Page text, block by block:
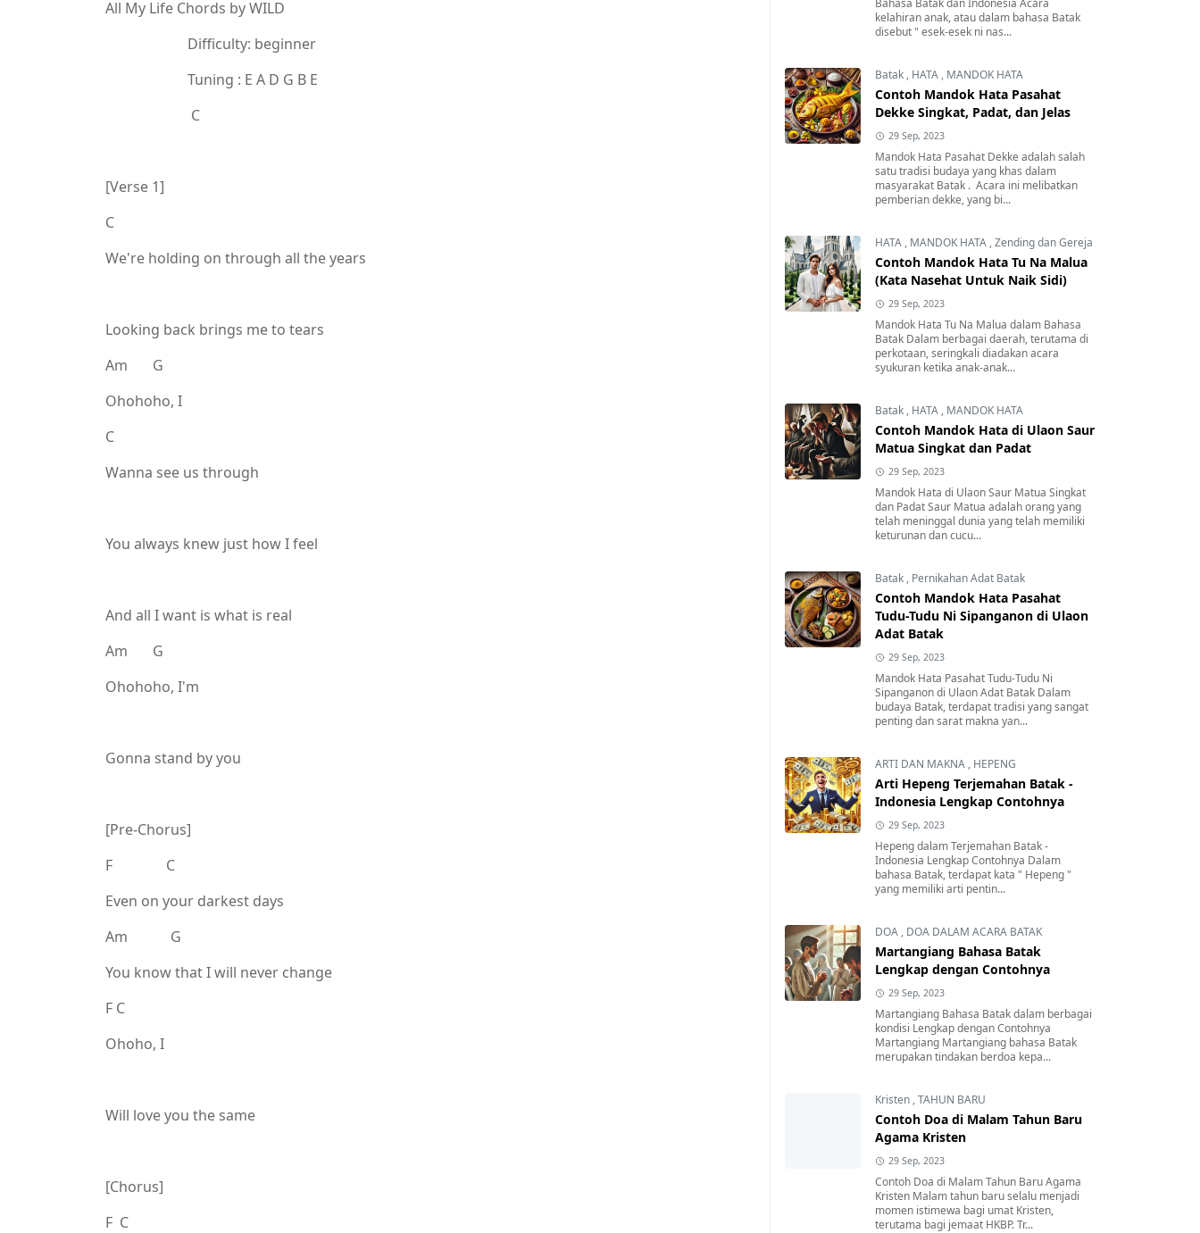
All My Life Chords by WILD
Difficulty: beginner
Tuning : E A D G B E
C
[Verse 1]
C
We're holding on through all the years
Looking back brings me to tears
Am G
Ohohoho, I
C
Wanna see us through
You always knew just how I feel
And all I want is what is real
Am G
Ohohoho, I'm
Gonna stand by you
[Pre-Chorus]
F C
Even on your darkest days
Am G
You know that I will never change
F C
Ohoho, I
Will love you the same
[Chorus]
F C
Bahasa Batak dan Indonesia Acara
kelahiran anak, atau dalam bahasa Batak
disebut " esek-esek ni nas...
Batak , HATA , MANDOK HATA
Contoh Mandok Hata Pasahat
Dekke Singkat, Padat, dan Jelas
29 Sep, 2023
Mandok Hata Pasahat Dekke adalah salah
satu tradisi budaya yang khas dalam
masyarakat Batak . Acara ini melibatkan
pemberian dekke, yang bi...
HATA , MANDOK HATA ,Zending dan Gereja
Contoh Mandok Hata Tu Na Malua
(Kata Nasehat Untuk Naik Sidi)
29 Sep, 2023
Mandok Hata Tu Na Malua dalam Bahasa
Batak Dalam berbagai daerah, terutama di
perkotaan, seringkali diadakan acara
syukuran ketika anak-anak...
Batak , HATA , MANDOK HATA
Contoh Mandok Hata di Ulaon Saur
Matua Singkat dan Padat
29 Sep, 2023
Mandok Hata di Ulaon Saur Matua Singkat
dan Padat Saur Matua adalah orang yang
telah meninggal dunia yang telah memiliki
keturunan dan cucu...
Batak , Pernikahan Adat Batak
Contoh Mandok Hata Pasahat
Tudu-Tudu Ni Sipanganon di Ulaon
Adat Batak
29 Sep, 2023
Mandok Hata Pasahat Tudu-Tudu Ni
Sipanganon di Ulaon Adat Batak Dalam
budaya Batak, terdapat tradisi yang sangat
penting dan sarat makna yan...
ARTI DAN MAKNA , HEPENG
Arti Hepeng Terjemahan Batak -
Indonesia Lengkap Contohnya
29 Sep, 2023
Hepeng dalam Terjemahan Batak -
Indonesia Lengkap Contohnya Dalam
bahasa Batak, terdapat kata " Hepeng "
yang memiliki arti pentin...
DOA , DOA DALAM ACARA BATAK
Martangiang Bahasa Batak
Lengkap dengan Contohnya
29 Sep, 2023
Martangiang Bahasa Batak dalam berbagai
kondisi Lengkap dengan Contohnya
Martangiang Martangiang bahasa Batak
merupakan tindakan berdoa kepa...
Kristen ,TAHUN BARU
Contoh Doa di Malam Tahun Baru
Agama Kristen
29 Sep, 2023
Contoh Doa di Malam Tahun Baru Agama
Kristen Malam tahun baru selalu menjadi
momen istimewa bagi umat Kristen,
terutama bagi jemaat HKBP. Tr...